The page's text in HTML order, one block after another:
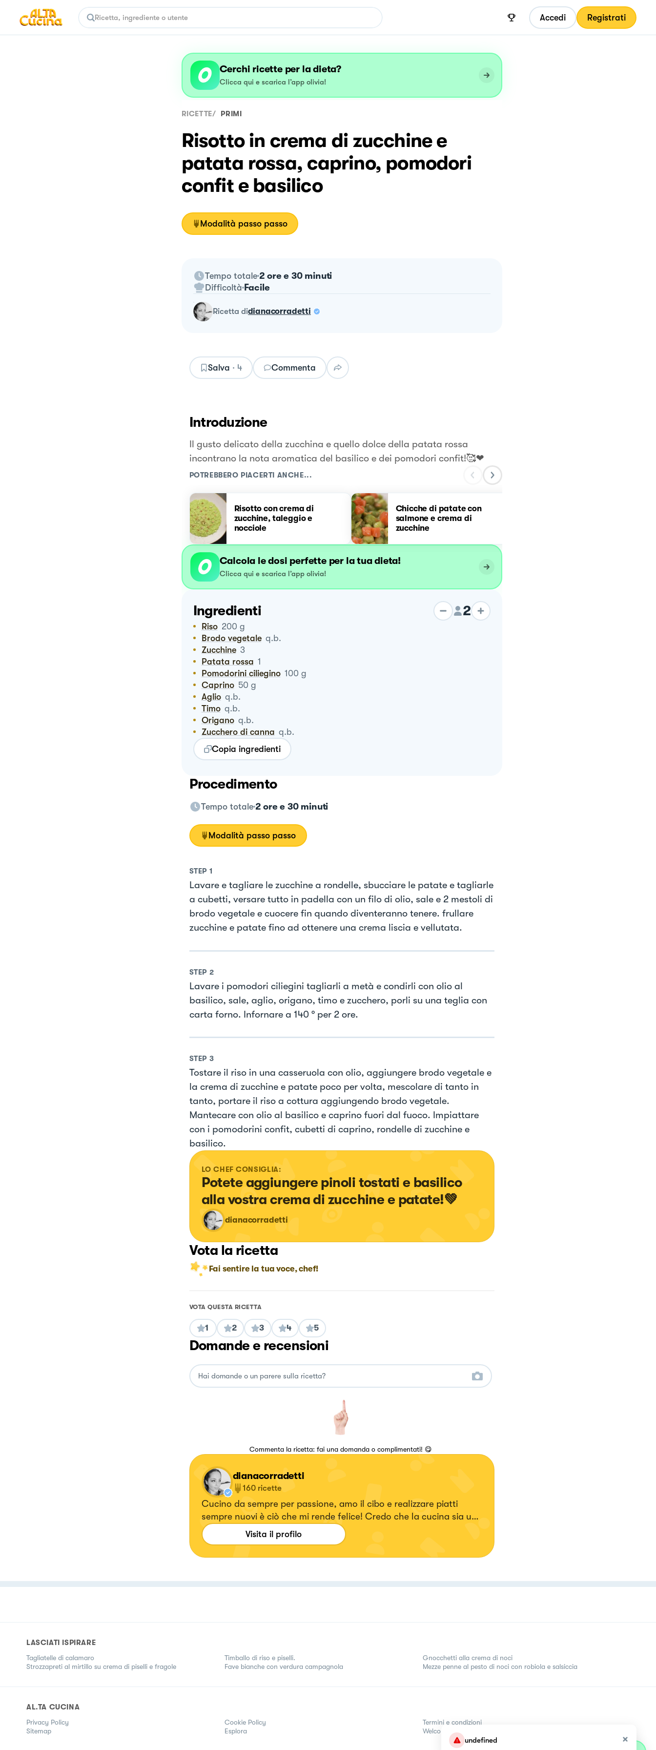
undefined
Accedi Registrati
Cerchi ricette per la dieta?
Clicca qui e scarica l’app olivia!
RICETTE/ PRIMI
Risotto in crema di zucchine e
patata rossa, caprino, pomodori
confit e basilico
Modalità passo passo
Tempo totale 2 ore e 30 minuti
Difficoltà Facile
ricetta didianacorradetti
Salva · 4 Commenta
Introduzione
Il gusto delicato della zucchina e quello dolce della patata rossa
incontrano la nota aromatica del basilico e dei pomodori confit!🥰❤
POTREBBERO PIACERTI ANCHE...
Risotto con crema di
zucchine, taleggio e
nocciole
Chicche di patate con
salmone e crema di
zucchine
Calcola le dosi perfette per la tua dieta!
Clicca qui e scarica l’app olivia!
Ingredienti 2
Riso 200 g
Brodo vegetale q.b.
Zucchine 3
Patata rossa 1
Pomodorini ciliegino 100 g
Caprino 50 g
Aglio q.b.
Timo q.b.
Origano q.b.
Zucchero di canna q.b.
Copia ingredienti
Procedimento
Tempo totale 2 ore e 30 minuti
Modalità passo passo
STEP 1
Lavare e tagliare le zucchine a rondelle, sbucciare le patate e tagliarle
a cubetti, versare tutto in padella con un filo di olio, sale e 2 mestoli di
brodo vegetale e cuocere fin quando diventeranno tenere. frullare
zucchine e patate fino ad ottenere una crema liscia e vellutata.
STEP 2
Lavare i pomodori ciliegini tagliarli a metà e condirli con olio al
basilico, sale, aglio, origano, timo e zucchero, porli su una teglia con
carta forno. Infornare a 140 ° per 2 ore.
STEP 3
Tostare il riso in una casseruola con olio, aggiungere brodo vegetale e
la crema di zucchine e patate poco per volta, mescolare di tanto in
tanto, portare il riso a cottura aggiungendo brodo vegetale.
Mantecare con olio al basilico e caprino fuori dal fuoco. Impiattare
con i pomodorini confit, cubetti di caprino, rondelle di zucchine e
basilico.
LO CHEF CONSIGLIA:
Potete aggiungere pinoli tostati e basilico
alla vostra crema di zucchine e patate!💚
dianacorradetti
Vota la ricetta
Fai sentire la tua voce, chef!
VOTA QUESTA RICETTA
1 2 3 4 5
Domande e recensioni
Commenta la ricetta: fai una domanda o complimentati! 😋
dianacorradetti
160 ricette
Cucino da sempre per passione, amo il cibo e realizzare piatti
sempre nuovi è ciò che mi rende felice! Credo che la cucina sia una
delle espressioni artistiche più densa di amore che esista💖
https://www.instagram.com/dianacor14/
Visita il profilo
LASCIATI ISPIRARE
Tagliatelle di calamaro
Strozzapreti al mirtillo su crema di piselli e fragole
Timballo di riso e piselli.
Fave bianche con verdura campagnola
Gnocchetti alla crema di noci
Mezze penne al pesto di noci con robiola e salsiccia
AL.TA CUCINA
Privacy Policy Cookie Policy
Termini e condizioni
Sitemap
Esplora Welcome